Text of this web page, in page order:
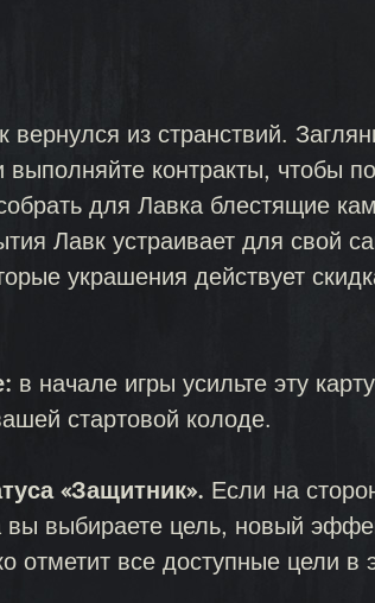
вернулся из странствий.
контракты, чтобы
для Лавка блестящие
Лавк устраивает для свой
украшения действует
в начале игры усильте эту
стартовой колоде.
«Защитник». Если на
вы выбираете цель, новый
отметит все доступные цели в